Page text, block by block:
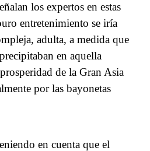
los expertos en estas
entretenimiento se iría
adulta, a medida que
en aquella
de la Gran Asia
por las bayonetas
en cuenta que el